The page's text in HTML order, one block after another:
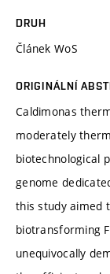
DRUH
Článek WoS
ORIGINÁLNÍ
Caldimonas
moderately
biotechnological
genome
this study aimed
biotransforming
unequivocally